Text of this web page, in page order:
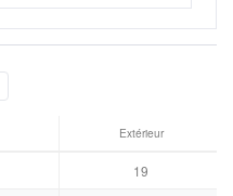
Extérieur
19